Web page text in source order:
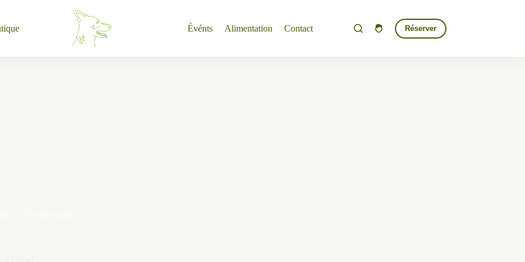
Événts Alimentation Contact Réserver